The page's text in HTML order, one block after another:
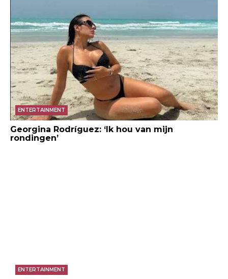
ENTERTAINMENT
Georgina Rodríguez: ‘Ik hou van mijn
rondingen’
ENTERTAINMENT